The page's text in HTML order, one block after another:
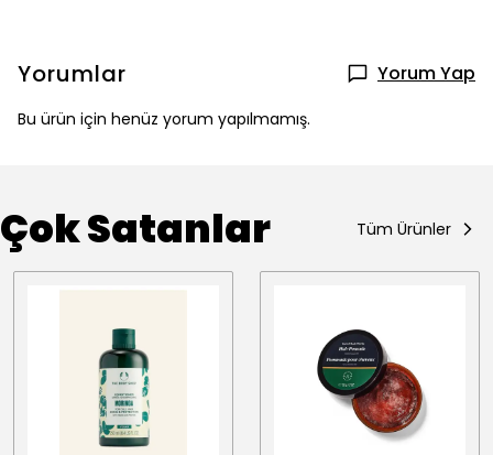
Yorumlar Yorum Yap
Bu ürün için henüz yorum yapılmamış.
Çok Satanlar Tüm Ürünler